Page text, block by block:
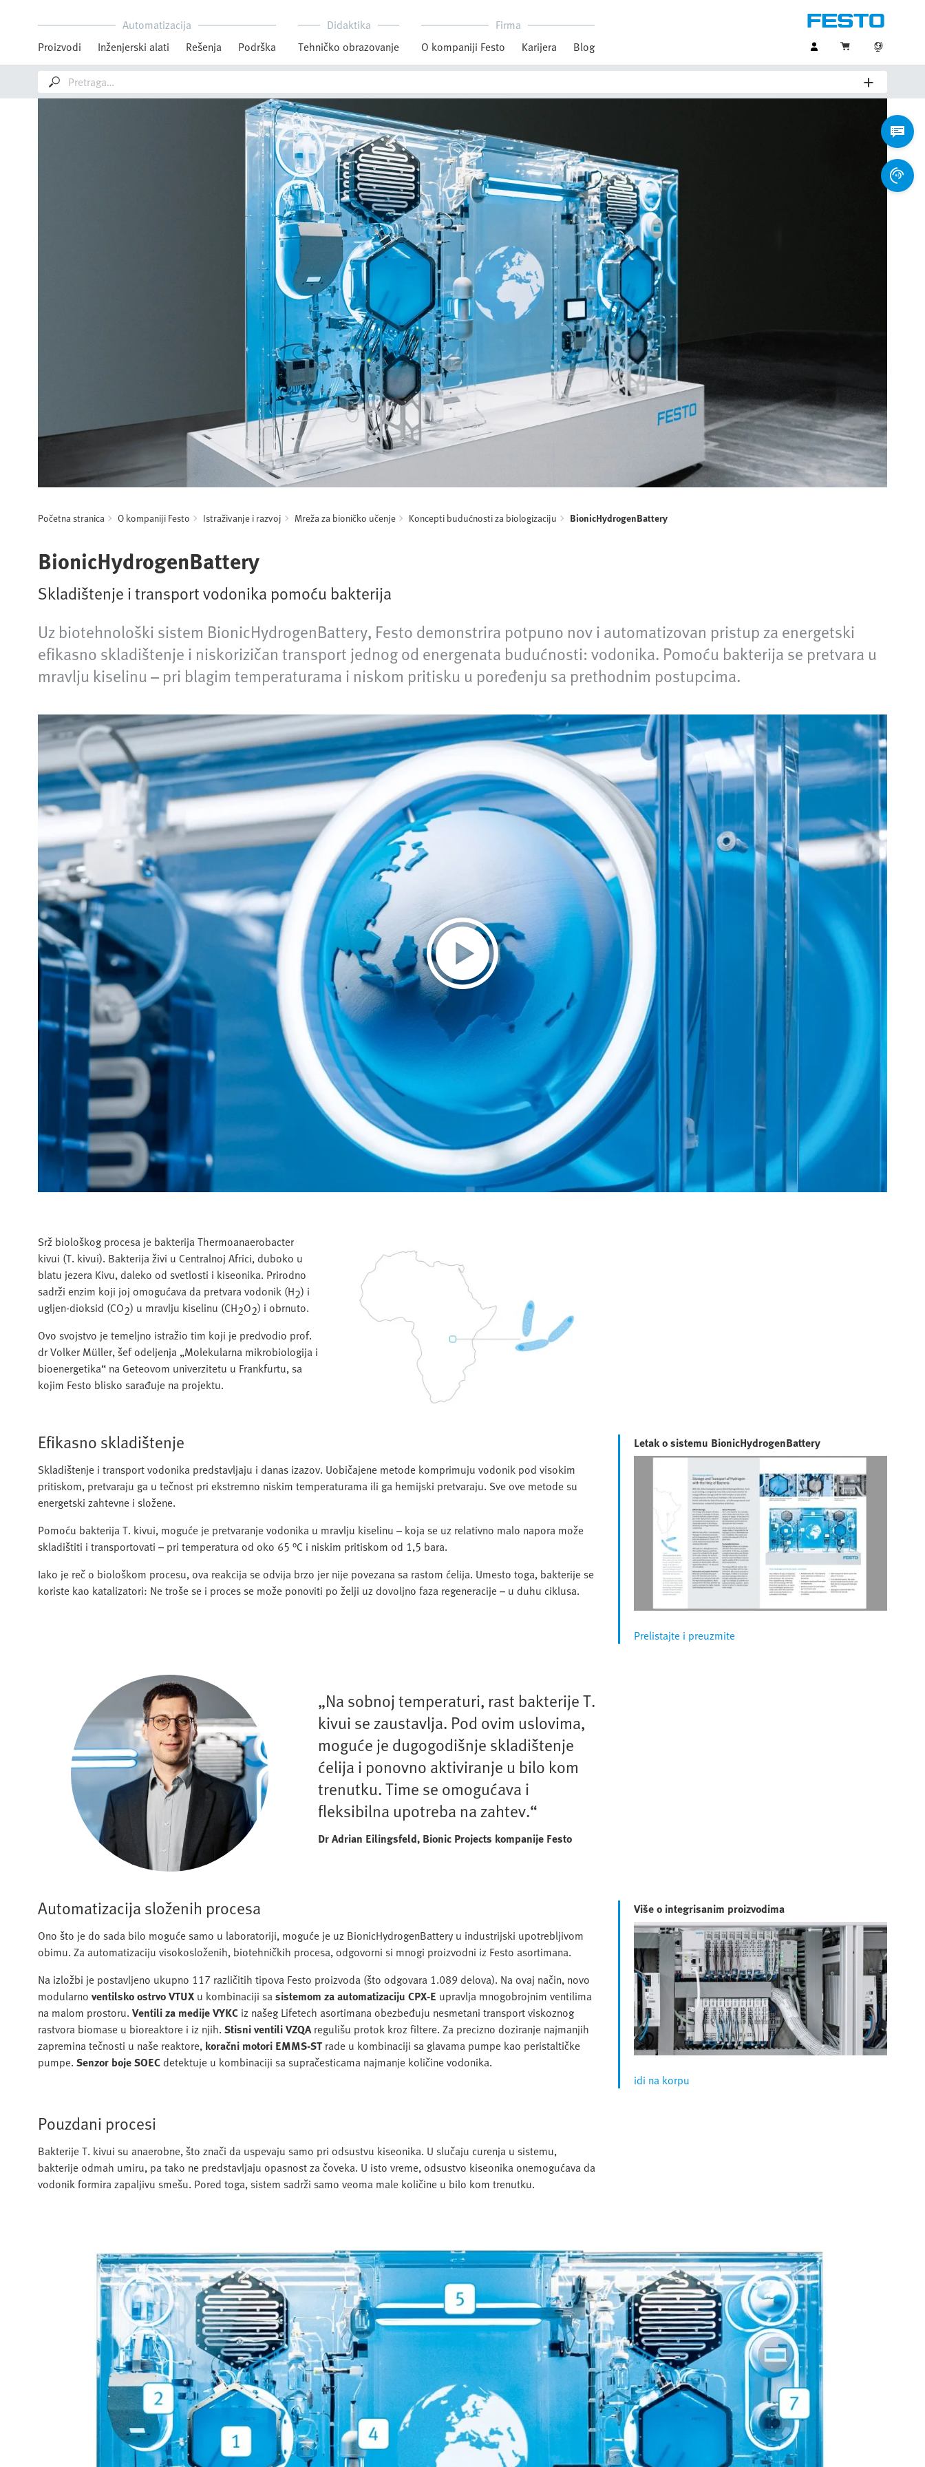
Automatizacija
Proizvodi
Inženjerski alati Rešenja Podrška
Didaktika
Tehničko obrazovanje
Firma
O kompaniji Festo
Karijera Blog
Početna stranica O kompaniji Festo Istraživanje i razvoj Mreža za bioničko učenje Koncepti budućnosti za biologizaciju BionicHydrogenBattery
BionicHydrogenBattery
Skladištenje i transport vodonika pomoću bakterija
Uz biotehnološki sistem BionicHydrogenBattery, Festo demonstrira potpuno nov i automatizovan pristup za energetski
efikasno skladištenje i niskorizičan transport jednog od energenata budućnosti: vodonika. Pomoću bakterija se pretvara u
mravlju kiselinu – pri blagim temperaturama i niskom pritisku u poređenju sa prethodnim postupcima.
Srž biološkog procesa je bakterija Thermoanaerobacter
kivui (T. kivui). Bakterija živi u Centralnoj Africi, duboko u
blatu jezera Kivu, daleko od svetlosti i kiseonika. Prirodno
sadrži enzim koji joj omogućava da pretvara vodonik (H2) i
ugljen-dioksid (CO2) u mravlju kiselinu (CH2O2) i obrnuto.
Ovo svojstvo je temeljno istražio tim koji je predvodio prof.
dr Volker Müller, šef odeljenja „Molekularna mikrobiologija i
bioenergetika“ na Geteovom univerzitetu u Frankfurtu, sa
kojim Festo blisko sarađuje na projektu.
Efikasno skladištenje
Skladištenje i transport vodonika predstavljaju i danas izazov. Uobičajene metode komprimuju vodonik pod visokim
pritiskom, pretvaraju ga u tečnost pri ekstremno niskim temperaturama ili ga hemijski pretvaraju. Sve ove metode su
energetski zahtevne i složene.
Pomoću bakterija T. kivui, moguće je pretvaranje vodonika u mravlju kiselinu – koja se uz relativno malo napora može
skladištiti i transportovati – pri temperatura od oko 65 °C i niskim pritiskom od 1,5 bara.
Iako je reč o biološkom procesu, ova reakcija se odvija brzo jer nije povezana sa rastom ćelija. Umesto toga, bakterije se
koriste kao katalizatori: Ne troše se i proces se može ponoviti po želji uz dovoljno faza regeneracije – u duhu ciklusa.
Letak o sistemu BionicHydrogenBattery
Prelistajte i preuzmite
„Na sobnoj temperaturi, rast bakterije T.
kivui se zaustavlja. Pod ovim uslovima,
moguće je dugogodišnje skladištenje
ćelija i ponovno aktiviranje u bilo kom
trenutku. Time se omogućava i
fleksibilna upotreba na zahtev.“
Dr Adrian Eilingsfeld, Bionic Projects kompanije Festo
Automatizacija složenih procesa
Ono što je do sada bilo moguće samo u laboratoriji, moguće je uz BionicHydrogenBattery u industrijski upotrebljivom
obimu. Za automatizaciju visokosloženih, biotehničkih procesa, odgovorni si mnogi proizvodni iz Festo asortimana.
Na izložbi je postavljeno ukupno 117 različitih tipova Festo proizvoda (što odgovara 1.089 delova). Na ovaj način, novo
modularno ventilsko ostrvo VTUXu kombinaciji sasistemom za automatizaciju CPX-E upravlja mnogobrojnim ventilima
na malom prostoru. Ventili za medije VYKC iz našeg Lifetech asortimana obezbeđuju nesmetani transport viskoznog
rastvora biomase u bioreaktore i iz njih. Stisni ventili VZQAregulišu protok kroz filtere. Za precizno doziranje najmanjih
zapremina tečnosti u naše reaktore, koračni motori EMMS-STrade u kombinaciji sa glavama pumpe kao peristaltičke
pumpe. Senzor boje SOECdetektuje u kombinaciji sa supračesticama najmanje količine vodonika.
Više o integrisanim proizvodima
idi na korpu
Pouzdani procesi
Bakterije T. kivui su anaerobne, što znači da uspevaju samo pri odsustvu kiseonika. U slučaju curenja u sistemu,
bakterije odmah umiru, pa tako ne predstavljaju opasnost za čoveka. U isto vreme, odsustvo kiseonika onemogućava da
vodonik formira zapaljivu smešu. Pored toga, sistem sadrži samo veoma male količine u bilo kom trenutku.